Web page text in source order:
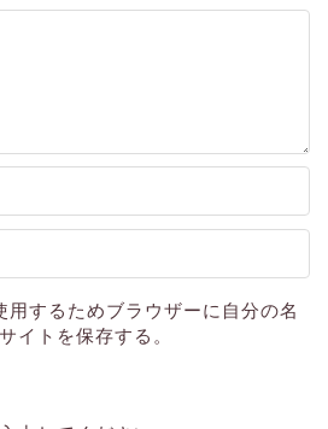
用するためブラウザーに自分の名
イトを保存する。